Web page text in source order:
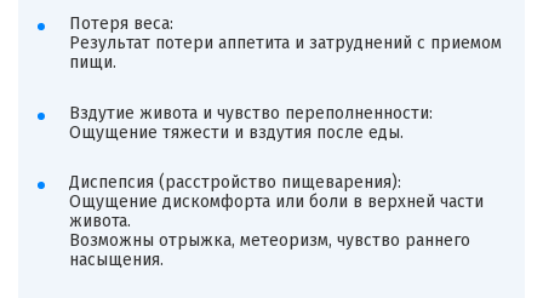
Потеря веса:
Результат потери аппетита и затруднений с приемом
пищи.
Вздутие живота и чувство переполненности:
Ощущение тяжести и вздутия после еды.
Диспепсия (расстройство пищеварения):
Ощущение дискомфорта или боли в верхней части
живота.
Возможны отрыжка, метеоризм, чувство раннего
насыщения.